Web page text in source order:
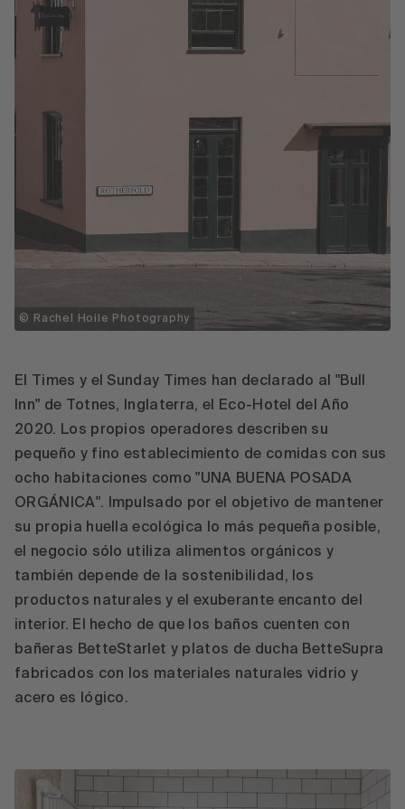
© Rachel Hoile Photography
El Times y el Sunday Times han declarado al "Bull
Inn" de Totnes, Inglaterra, el Eco-Hotel del Año
2020. Los propios operadores describen su
pequeño y fino establecimiento de comidas con sus
ocho habitaciones como "UNA BUENA POSADA
ORGÁNICA". Impulsado por el objetivo de mantener
su propia huella ecológica lo más pequeña posible,
el negocio sólo utiliza alimentos orgánicos y
también depende de la sostenibilidad, los
productos naturales y el exuberante encanto del
interior. El hecho de que los baños cuenten con
bañeras BetteStarlet y platos de ducha BetteSupra
fabricados con los materiales naturales vidrio y
acero es lógico.